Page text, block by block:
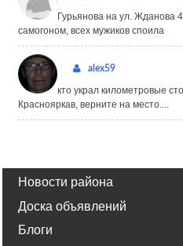
Гурьянова на ул. Жданова
самогоном, всех мужиков споила
alex59
кто украл километровые
Краснояркав, верните на место....
Новости района
Доска объявлений
Блоги